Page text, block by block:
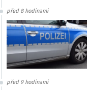
před 8 hodinami
před 9 hodinami